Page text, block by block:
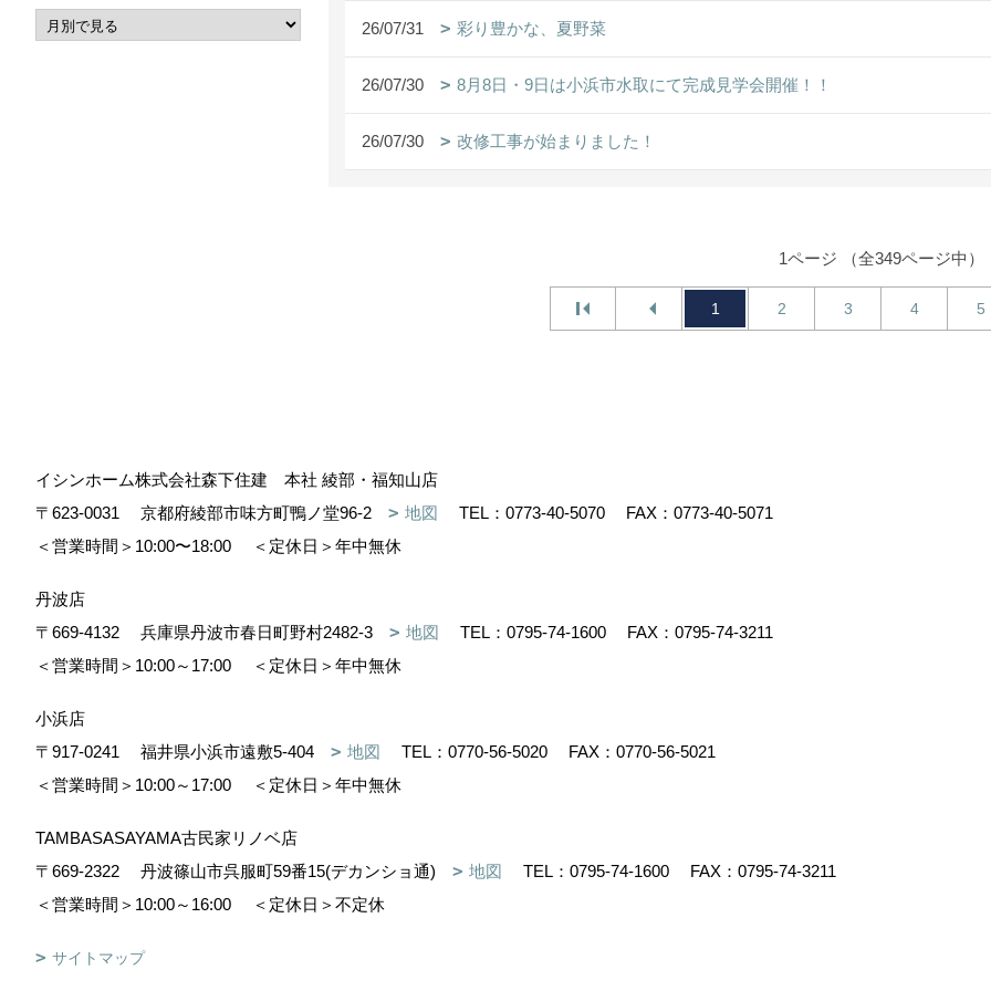
26/07/31 彩り豊かな、夏野菜
26/07/30 8月8日・9日は小浜市水取にて完成見学会開催！！
26/07/30 改修工事が始まりました！
1ページ （全349ページ中）
1 2 3 4 5
イシンホーム株式会社森下住建 本社 綾部・福知山店
〒623-0031
京都府綾部市味方町鴨ノ堂96-2 地図 TEL： 0773-40-5070
FAX：0773-40-5071
＜営業時間＞10:00〜18:00
＜定休日＞年中無休
丹波店
〒669-4132
兵庫県丹波市春日町野村2482-3 地図 TEL： 0795-74-1600
FAX：0795-74-3211
＜営業時間＞10:00～17:00
＜定休日＞年中無休
小浜店
〒917-0241
福井県小浜市遠敷5-404 地図 TEL： 0770-56-5020
FAX：0770-56-5021
＜営業時間＞10:00～17:00
＜定休日＞年中無休
TAMBASASAYAMA古民家リノベ店
〒669-2322
丹波篠山市呉服町59番15(デカンショ通) 地図 TEL： 0795-74-1600
FAX：0795-74-3211
＜営業時間＞10:00～16:00
＜定休日＞不定休
サイトマップ